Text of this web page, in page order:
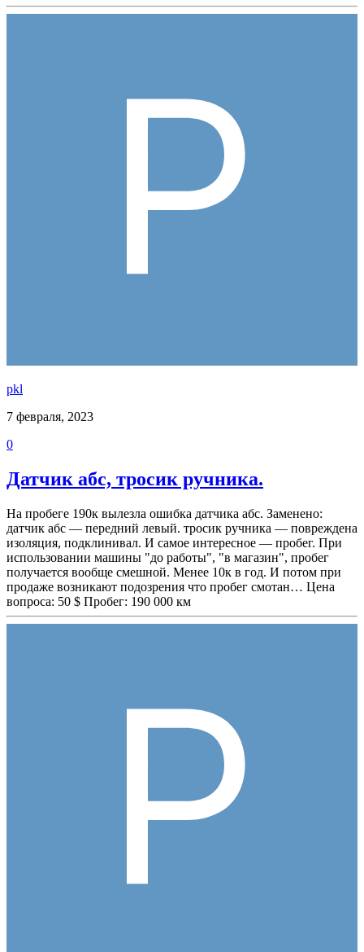
pkl
7 февраля, 2023
0
Датчик абс, тросик ручника.
На пробеге 190к вылезла ошибка датчика абс. Заменено:
датчик абс — передний левый. тросик ручника — повреждена
изоляция, подклинивал. И самое интересное — пробег. При
использовании машины "до работы", "в магазин", пробег
получается вообще смешной. Менее 10к в год. И потом при
продаже возникают подозрения что пробег смотан… Цена
вопроса: 50 $ Пробег: 190 000 км